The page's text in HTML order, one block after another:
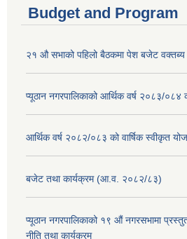
Budget and Program
२१ औ सभाको पहिलो बैठकमा पेश बजेट वक्तब्य
प्यूठान नगरपालिकाको आर्थिक वर्ष २०८३/०८४
आर्थिक वर्ष २०८२/०८३ को वार्षिक स्वीकृत
बजेट तथा कार्यक्रम (आ.व. २०८२/८३)
प्यूठान नगरपालिकाको १९ औं नगरसभामा
नीति तथा कार्यक्रम